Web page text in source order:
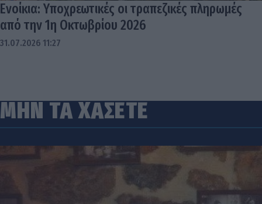
Ενοίκια: Υποχρεωτικές οι τραπεζικές πληρωμές
από την 1η Οκτωβρίου 2026
31.07.2026 11:27
ΜΗΝ ΤΑ ΧΑΣΕΤΕ